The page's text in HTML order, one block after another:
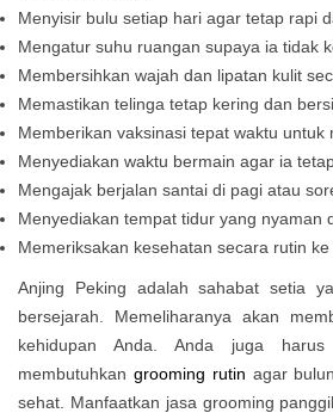
Menyisir bulu setiap hari agar tetap rapi
Mengatur suhu ruangan supaya ia tidak
Membersihkan wajah dan lipatan kulit
Memastikan telinga tetap kering dan
Memberikan vaksinasi tepat waktu untuk
Menyediakan waktu bermain agar ia
Mengajak berjalan santai di pagi atau
Menyediakan tempat tidur yang nyaman
Memeriksakan kesehatan secara rutin ke
Anjing Peking adalah sahabat setia
bersejarah. Memeliharanya akan
kehidupan Anda. Anda juga
membutuhkan grooming rutin agar
sehat. Manfaatkan jasa grooming